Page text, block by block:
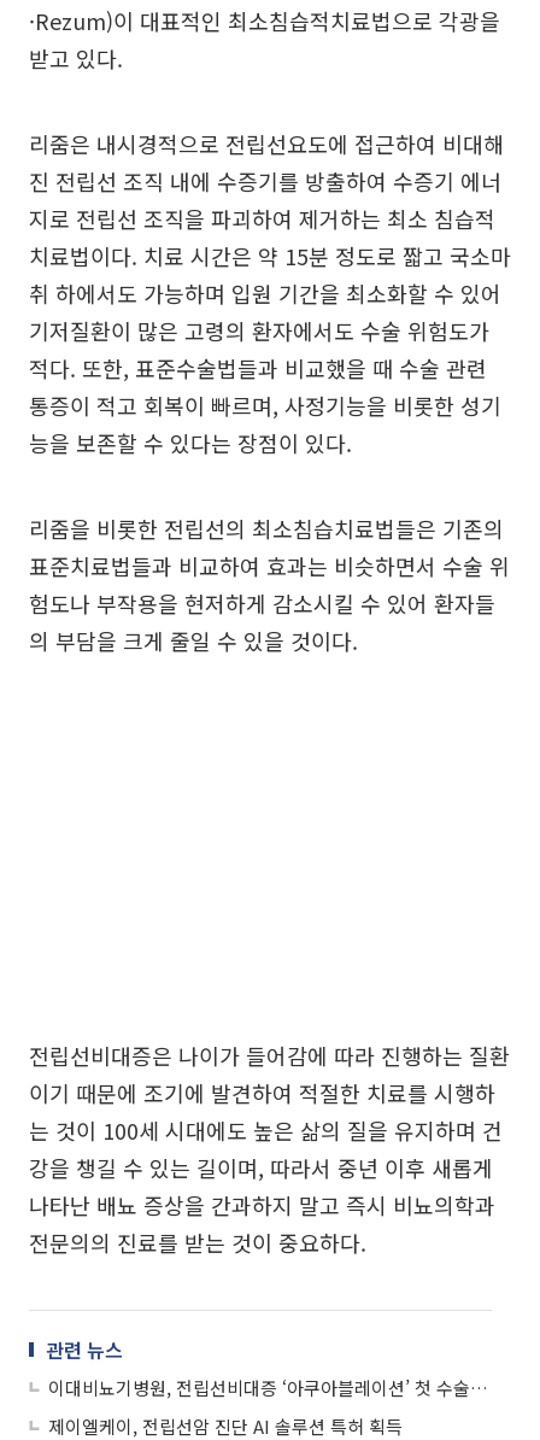
·Rezum)이 대표적인 최소침습적치료법으로 각광을
받고 있다.
리줌은 내시경적으로 전립선요도에 접근하여 비대해
진 전립선 조직 내에 수증기를 방출하여 수증기 에너
지로 전립선 조직을 파괴하여 제거하는 최소 침습적
치료법이다. 치료 시간은 약 15분 정도로 짧고 국소마
취 하에서도 가능하며 입원 기간을 최소화할 수 있어
기저질환이 많은 고령의 환자에서도 수술 위험도가
적다. 또한, 표준수술법들과 비교했을 때 수술 관련
통증이 적고 회복이 빠르며, 사정기능을 비롯한 성기
능을 보존할 수 있다는 장점이 있다.
리줌을 비롯한 전립선의 최소침습치료법들은 기존의
표준치료법들과 비교하여 효과는 비슷하면서 수술 위
험도나 부작용을 현저하게 감소시킬 수 있어 환자들
의 부담을 크게 줄일 수 있을 것이다.
전립선비대증은 나이가 들어감에 따라 진행하는 질환
이기 때문에 조기에 발견하여 적절한 치료를 시행하
는 것이 100세 시대에도 높은 삶의 질을 유지하며 건
강을 챙길 수 있는 길이며, 따라서 중년 이후 새롭게
나타난 배뇨 증상을 간과하지 말고 즉시 비뇨의학과
전문의의 진료를 받는 것이 중요하다.
관련 뉴스
이대비뇨기병원, 전립선비대증 ‘아쿠아블레이션’ 첫 수술 성공
제이엘케이, 전립선암 진단 AI 솔루션 특허 획득